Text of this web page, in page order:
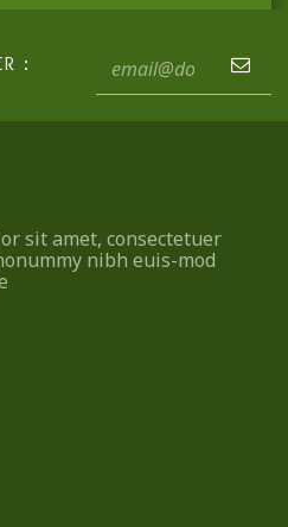
:
sit amet, consectetuer
nibh euis-mod